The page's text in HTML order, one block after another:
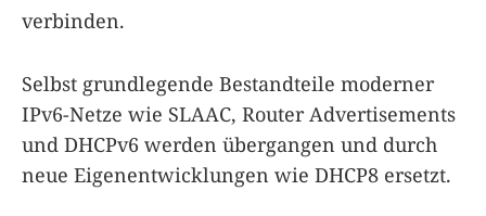
verbinden.
Selbst grundlegende Bestandteile moderner
IPv6-Netze wie SLAAC, Router Advertisements
und DHCPv6 werden übergangen und durch
neue Eigenentwicklungen wie DHCP8 ersetzt.